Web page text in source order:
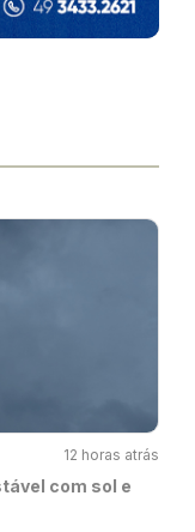
12 horas atrás
com sol e